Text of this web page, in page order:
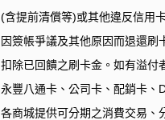
(含提前清償等)或其他違反信用
因簽帳爭議及其他原因而退還
扣除已回饋之刷卡金。如有溢付
永豐八通卡、公司卡、配銷卡、
各商城提供可分期之消費交易、